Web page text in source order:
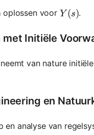
oplossen voor Y(s)
Y (s).
met Initiële
van nature
en
en analyse van